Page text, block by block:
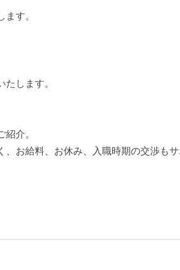
す。
します。
介。
お給料、お休み、入職時期の交渉もサ